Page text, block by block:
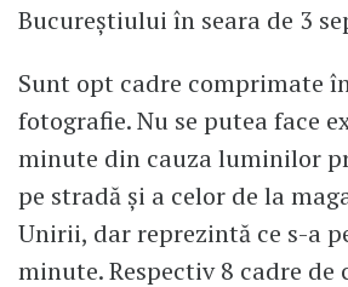
Bucureștiului în seara de 3
Sunt opt cadre comprimate
fotografie. Nu se putea face
minute din cauza luminilor
pe stradă și a celor de la
Unirii, dar reprezintă ce s-a
minute. Respectiv 8 cadre de